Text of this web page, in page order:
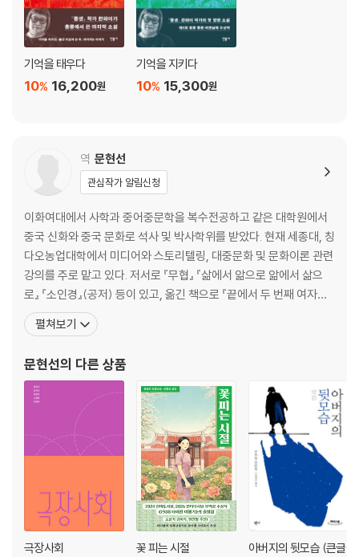
기억을 태우다
16,200원
10%
기억을 지키다
15,300원
10%
역 문현선
관심작가 알림신청
이화여대에서 사학과 중어중문학을 복수전공하고 같은 대학원에서
중국 신화와 중국 문화로 석사 및 박사학위를 받았다. 현재 세종대, 칭
다오농업대학에서 미디어와 스토리텔링, 대중문화 및 문화이론 관련
강의를 주로 맡고 있다. 저서로 『무협』 『삶에서 앎으로 앎에서 삶으
로』 『소인경』(공저) 등이 있고, 옮긴 책으로 『끝에서 두 번째 여자친
구』 『다리 위 미친 여자』 『행위예술』 『소녀 화불기』 『소마고』 등이 있
다. 이야기공작소 파수의 캐릭터 프로파일러로서 애니메이션 및 드라
연구원으로서 동양 고전을 풀어 쓰고 재해석하는 작
펼쳐보기
문현선의 다른 상품
극장사회 꽃 피는 시절
아버지의 뒷모습 (큰글